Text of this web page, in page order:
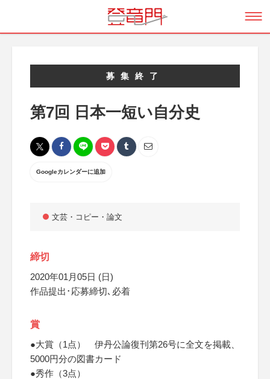
募集終了
第7回 日本一短い自分史
Googleカレンダーに追加
文芸・コピー・論文
締切
2020年01月05日 (日)
作品提出･応募締切､必着
賞
●大賞（1点） 伊丹公論復刊第26号に全文を掲載、
5000円分の図書カード
●秀作（3点）